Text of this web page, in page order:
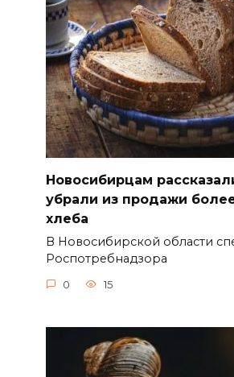
Новосибирцам
убрали из продажи
хлеба
В Новосибирской области
Роспотребнадзора
0 15